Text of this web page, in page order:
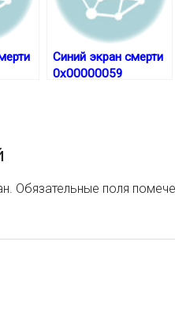
Синий экран смерти
0x00000059
Обязательные поля